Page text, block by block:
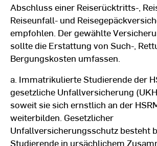
Abschluss einer Reiserücktritts-,
Reiseunfall- und
empfohlen. Der gewählte
sollte die Erstattung von Such-,
Bergungskosten umfassen.
a. Immatrikulierte Studierende der
gesetzliche Unfallversicherung
soweit sie sich ernstlich an der
weiterbilden. Gesetzlicher
Unfallversicherungsschutz besteht
Studierende in ursächlichem